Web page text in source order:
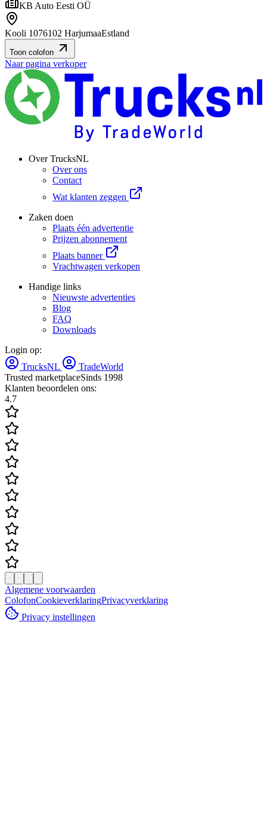
KB Auto Eesti OÜ
Kooli 1076102 HarjumaaEstland
Toon colofon
Naar pagina verkoper
Over TrucksNL
Over ons
Contact
Wat klanten zeggen
Zaken doen
Plaats één advertentie
Prijzen abonnement
Plaats banner
Vrachtwagen verkopen
Handige links
Nieuwste advertenties
Blog
FAQ
Downloads
Login op:
TrucksNL
TradeWorld
Trusted marketplaceSinds 1998
Klanten beoordelen ons:
4.7
Algemene voorwaarden
ColofonCookieverklaringPrivacyverklaring
Privacy instellingen